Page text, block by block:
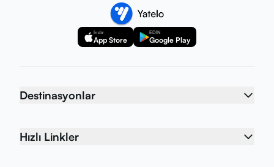
İndir
App Store
EDİN
Google Play
Destinasyonlar
Hızlı Linkler